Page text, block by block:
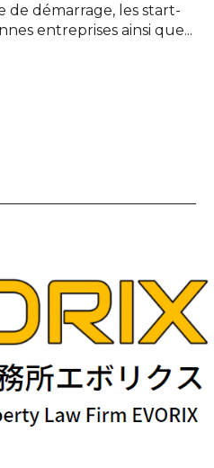
de démarrage, les start-
entreprises ainsi que...